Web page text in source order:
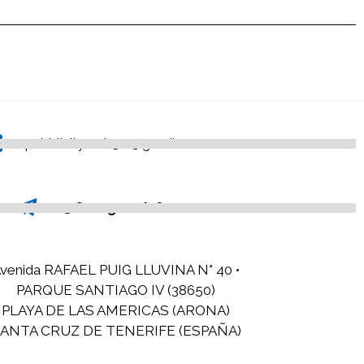
pubblicityweb3.0@gmail.com
@Omegawsinfo
RAFAEL PUIG LLUVINA N° 40 •
PARQUE SANTIAGO IV (38650)
PLAYA DE LAS AMERICAS (ARONA)
CRUZ DE TENERIFE (ESPAÑA)